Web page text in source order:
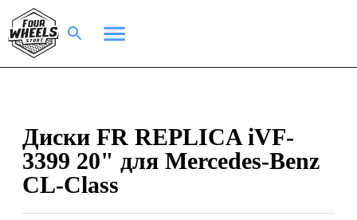
Диски FR REPLICA iVF-
3399 20" для Mercedes-Benz
CL-Class